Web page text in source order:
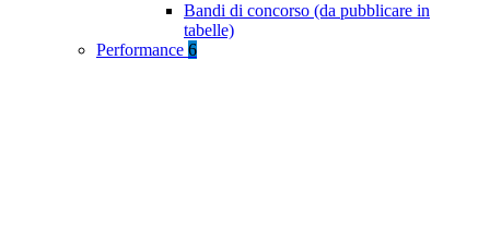
Bandi di concorso (da pubblicare in
tabelle)
Performance 6